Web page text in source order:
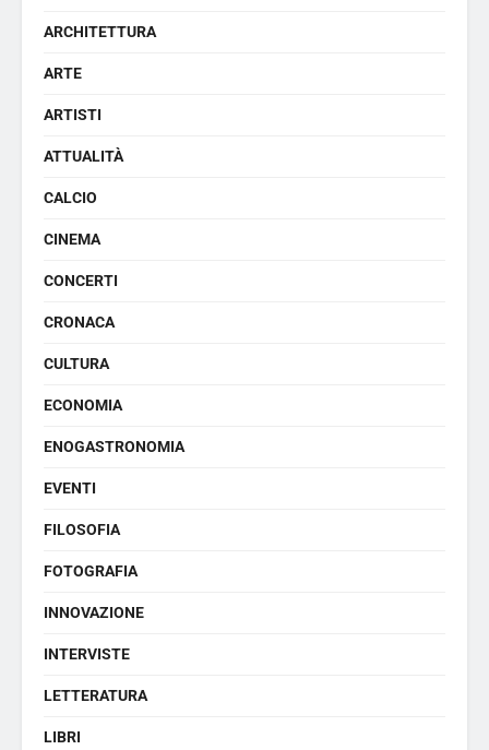
ARCHITETTURA
ARTE
ARTISTI
ATTUALITÀ
CALCIO
CINEMA
CONCERTI
CRONACA
CULTURA
ECONOMIA
ENOGASTRONOMIA
EVENTI
FILOSOFIA
FOTOGRAFIA
INNOVAZIONE
INTERVISTE
LETTERATURA
LIBRI